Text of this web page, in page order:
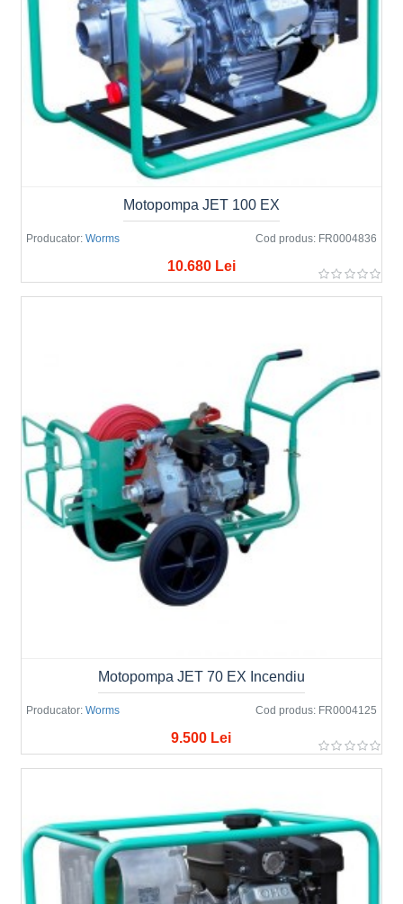
Producator: Worms Cod produs: FR0004836
Motopompa JET 100 EX
10.680 Lei
Producator: Worms Cod produs: FR0004125
Motopompa JET 70 EX Incendiu
9.500 Lei